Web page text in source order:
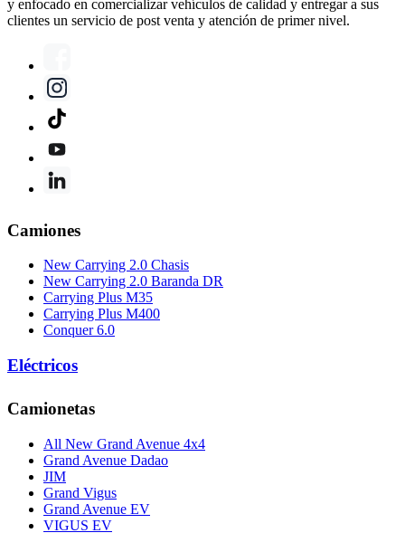
y enfocado en comercializar vehículos de calidad y entregar a sus
clientes un servicio de post venta y atención de primer nivel.
Camiones
New Carrying 2.0 Chasis
New Carrying 2.0 Baranda DR
Carrying Plus M35
Carrying Plus M400
Conquer 6.0
Eléctricos
Camionetas
All New Grand Avenue 4x4
Grand Avenue Dadao
JIM
Grand Vigus
Grand Avenue EV
VIGUS EV